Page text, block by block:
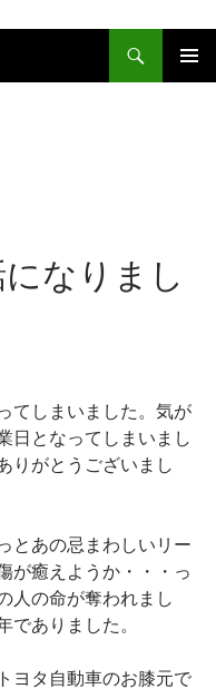
なりまし
てしまいました。気が
日となってしまいまし
りがとうございまし
とあの忌まわしいリー
が癒えようか・・・っ
人の命が奪われまし
でありました。
ヨタ自動車のお膝元で